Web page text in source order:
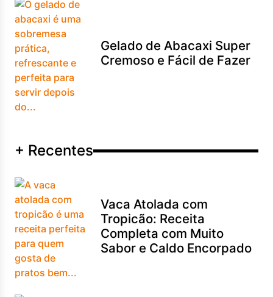
Gelado de Abacaxi Super
Cremoso e Fácil de Fazer
+ Recentes
Vaca Atolada com
Tropicão: Receita
Completa com Muito
Sabor e Caldo Encorpado